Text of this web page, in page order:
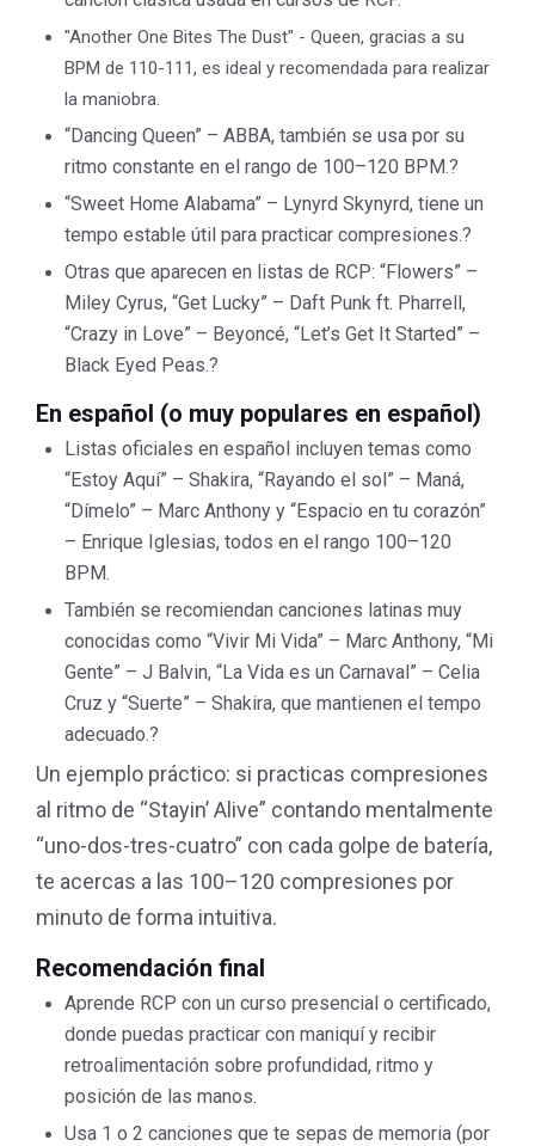
"Another One Bites The Dust" - Queen, gracias a su
BPM de 110-111, es ideal y recomendada para realizar
la maniobra.
“Dancing Queen” – ABBA, también se usa por su
ritmo constante en el rango de 100–120 BPM.?
“Sweet Home Alabama” – Lynyrd Skynyrd, tiene un
tempo estable útil para practicar compresiones.?
Otras que aparecen en listas de RCP: “Flowers” –
Miley Cyrus, “Get Lucky” – Daft Punk ft. Pharrell,
“Crazy in Love” – Beyoncé, “Let’s Get It Started” –
Black Eyed Peas.?
En español (o muy populares en español)
Listas oficiales en español incluyen temas como
“Estoy Aquí” – Shakira, “Rayando el sol” – Maná,
“Dímelo” – Marc Anthony y “Espacio en tu corazón”
– Enrique Iglesias, todos en el rango 100–120
BPM.
También se recomiendan canciones latinas muy
conocidas como “Vivir Mi Vida” – Marc Anthony, “Mi
Gente” – J Balvin, “La Vida es un Carnaval” – Celia
Cruz y “Suerte” – Shakira, que mantienen el tempo
adecuado.?
Un ejemplo práctico: si practicas compresiones
al ritmo de “Stayin’ Alive” contando mentalmente
“uno-dos-tres-cuatro” con cada golpe de batería,
te acercas a las 100–120 compresiones por
minuto de forma intuitiva.
Recomendación final
Aprende RCP con un curso presencial o certificado,
donde puedas practicar con maniquí y recibir
retroalimentación sobre profundidad, ritmo y
posición de las manos.
Usa 1 o 2 canciones que te sepas de memoria (por